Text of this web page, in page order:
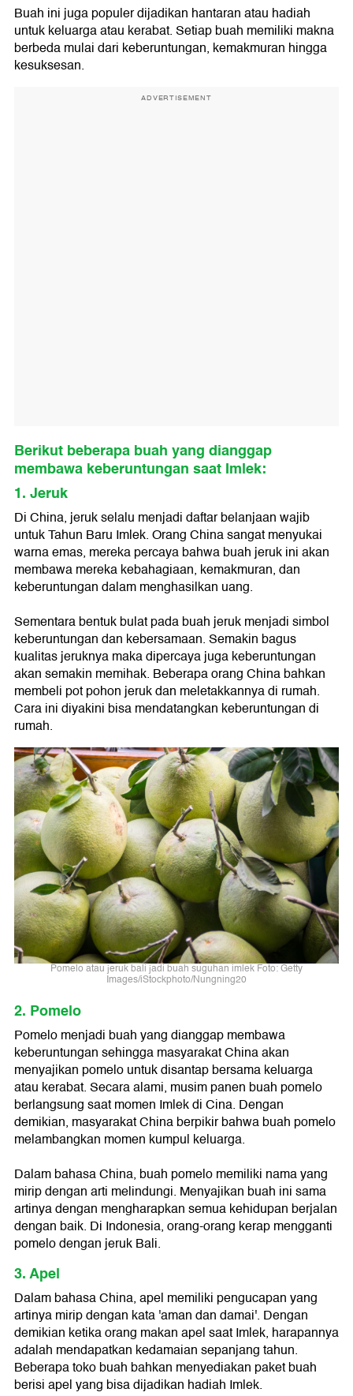
Buah ini juga populer dijadikan hantaran atau hadiah
untuk keluarga atau kerabat. Setiap buah memiliki makna
berbeda mulai dari keberuntungan, kemakmuran hingga
kesuksesan.
ADVERTISEMENT
Berikut beberapa buah yang dianggap
membawa keberuntungan saat Imlek:
1. Jeruk
Di China, jeruk selalu menjadi daftar belanjaan wajib
untuk Tahun Baru Imlek. Orang China sangat menyukai
warna emas, mereka percaya bahwa buah jeruk ini akan
membawa mereka kebahagiaan, kemakmuran, dan
keberuntungan dalam menghasilkan uang.
Sementara bentuk bulat pada buah jeruk menjadi simbol
keberuntungan dan kebersamaan. Semakin bagus
kualitas jeruknya maka dipercaya juga keberuntungan
akan semakin memihak. Beberapa orang China bahkan
membeli pot pohon jeruk dan meletakkannya di rumah.
Cara ini diyakini bisa mendatangkan keberuntungan di
rumah.
Pomelo atau jeruk bali jadi buah suguhan imlek Foto: Getty
Images/iStockphoto/Nungning20
2. Pomelo
Pomelo menjadi buah yang dianggap membawa
keberuntungan sehingga masyarakat China akan
menyajikan pomelo untuk disantap bersama keluarga
atau kerabat. Secara alami, musim panen buah pomelo
berlangsung saat momen Imlek di Cina. Dengan
demikian, masyarakat China berpikir bahwa buah pomelo
melambangkan momen kumpul keluarga.
Dalam bahasa China, buah pomelo memiliki nama yang
mirip dengan arti melindungi. Menyajikan buah ini sama
artinya dengan mengharapkan semua kehidupan berjalan
dengan baik. Di Indonesia, orang-orang kerap mengganti
pomelo dengan jeruk Bali.
3. Apel
Dalam bahasa China, apel memiliki pengucapan yang
artinya mirip dengan kata 'aman dan damai'. Dengan
demikian ketika orang makan apel saat Imlek, harapannya
adalah mendapatkan kedamaian sepanjang tahun.
Beberapa toko buah bahkan menyediakan paket buah
berisi apel yang bisa dijadikan hadiah Imlek.